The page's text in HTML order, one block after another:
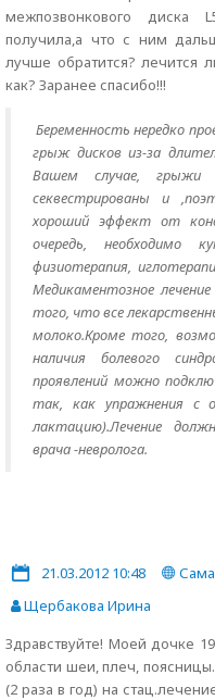
межпозвонкового диска
получила,а что с ним
лучше обратится? лечится
как? Заранее спасибо!!!
Беременность нередко
грыж дисков из-за
Вашем случае, грыжи
секвестрированы и
хороший эффект от
очередь, необходимо
физиотерапия,
Медикаментозное
того, что все
молоко.Кроме того,
наличия болевого
проявлений можно
так, как упражнения с
лактацию).Лечение
врача -невролога.
21.03.2012 10:48
Щербакова Ирина
Здравствуйте! Моей дочке
области шеи, плеч,
(2 раза в год) на